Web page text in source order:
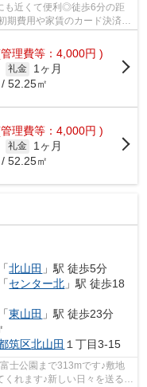
も近くて便利◎徒歩6分の距
期費用や家賃のカード決済
理費等：4,000円 )
礼金
1ヶ月
52.25㎡
理費等：4,000円 )
礼金
1ヶ月
52.25㎡
「北山田 」駅 徒歩5分
「センター北 」駅 徒歩18
「東山田 」駅 徒歩23分
筑区北山田 １丁目3-15
士公園まで313mです♪敷地
れます♪新しい日々を送るに